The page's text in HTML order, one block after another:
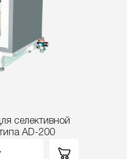
селективной
AD-200